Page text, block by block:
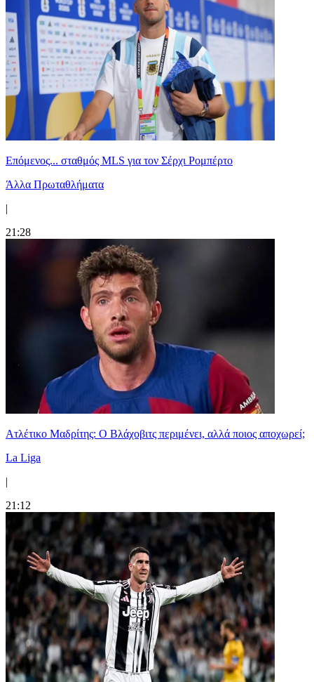
Επόμενος... σταθμός MLS για τον Σέρχι Ρομπέρτο
Άλλα Πρωταθλήματα
|
21:28
Ατλέτικο Μαδρίτης: Ο Βλάχοβιτς περιμένει, αλλά ποιος αποχωρεί;
La Liga
|
21:12